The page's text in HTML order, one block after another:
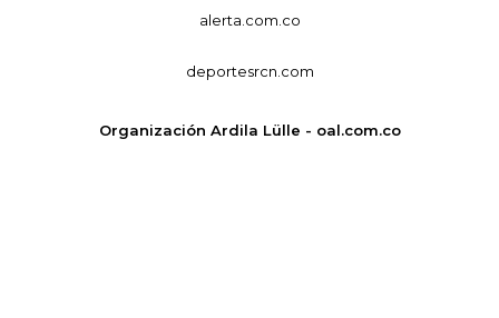
alerta.com.co
deportesrcn.com
Organización Ardila Lülle - oal.com.co